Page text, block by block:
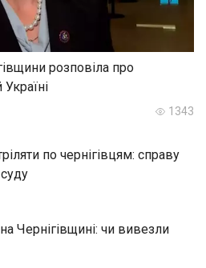
розповіла про
1343
по чернігівцям: справу
Чернігівщині: чи вивезли